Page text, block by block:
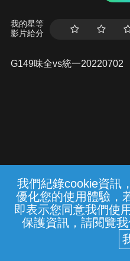
我們紀錄cookie資訊
優化您的使用體驗，
即表示您同意我們使
保護資訊，請閱覽
我的星等
影片給分
G149味全vs統一20220702
常見問題 線上客服
中華電信股份有
(統一編號：